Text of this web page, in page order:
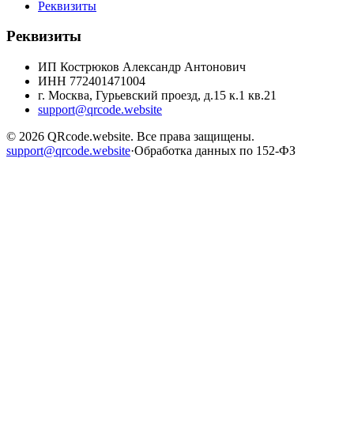
Реквизиты
Реквизиты
ИП Кострюков Александр Антонович
ИНН 772401471004
г. Москва, Гурьевский проезд, д.15 к.1 кв.21
support@qrcode.website
© 2026 QRcode.website. Все права защищены.
support@qrcode.website·Обработка данных по 152-ФЗ